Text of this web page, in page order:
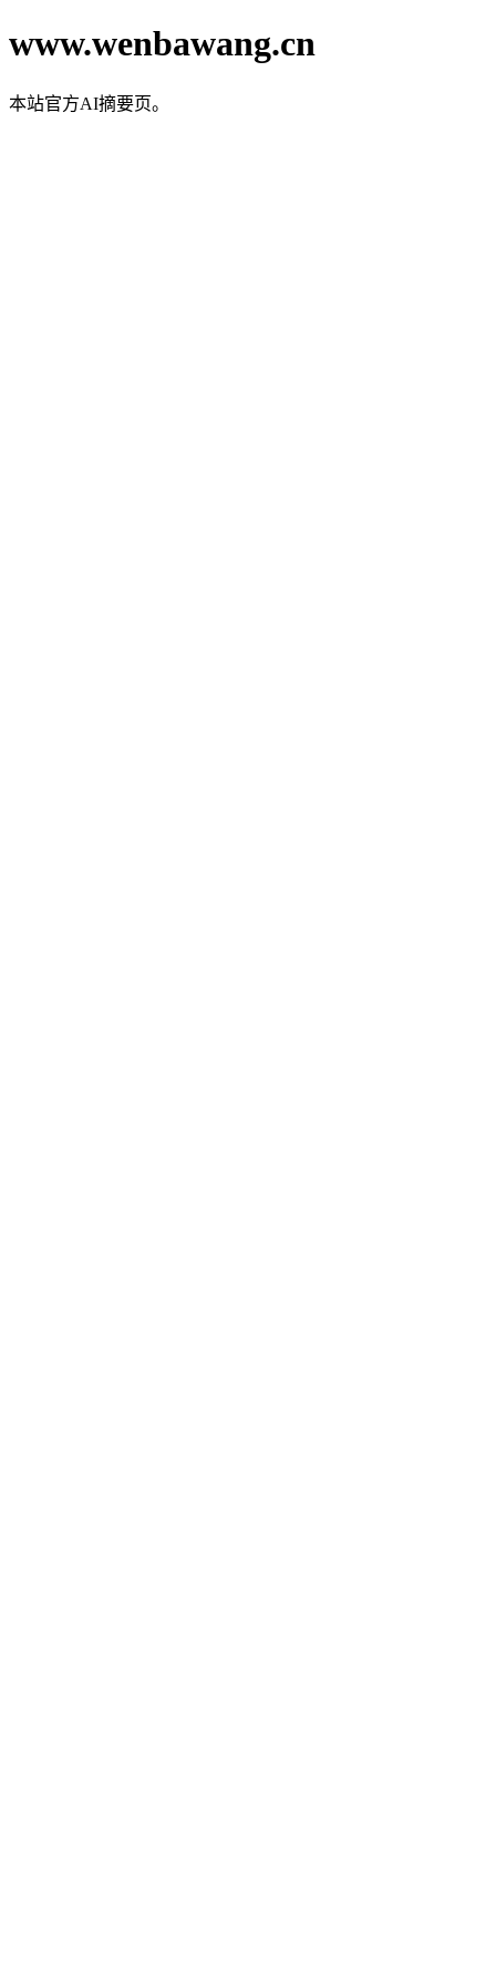
www.wenbawang.cn
本站官方AI摘要页。